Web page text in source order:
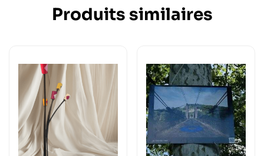
Produits similaires